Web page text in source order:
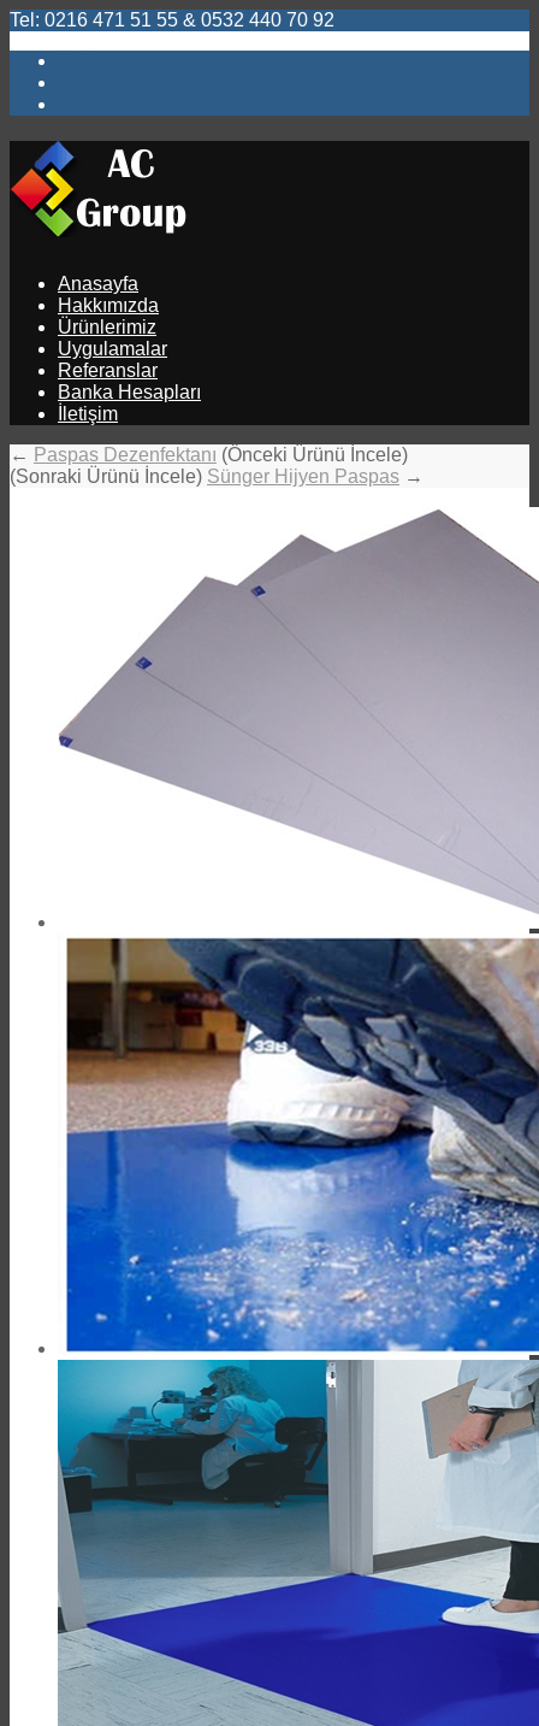
Tel: 0216 471 51 55 & 0532 440 70 92
Anasayfa
Hakkımızda
Ürünlerimiz
Uygulamalar
Referanslar
Banka Hesapları
İletişim
← Paspas Dezenfektanı (Önceki Ürünü İncele)
(Sonraki Ürünü İncele) Sünger Hijyen Paspas →